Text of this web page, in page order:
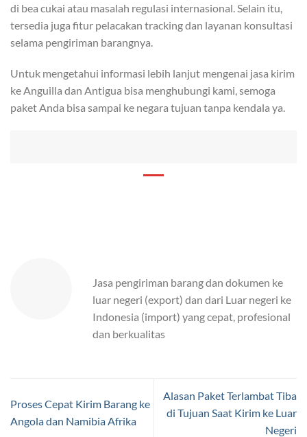
di bea cukai atau masalah regulasi internasional. Selain itu,
tersedia juga fitur pelacakan tracking dan layanan konsultasi
selama pengiriman barangnya.
Untuk mengetahui informasi lebih lanjut mengenai jasa kirim
ke Anguilla dan Antigua bisa menghubungi kami, semoga
paket Anda bisa sampai ke negara tujuan tanpa kendala ya.
Jasa pengiriman barang dan dokumen ke
luar negeri (export) dan dari Luar negeri ke
Indonesia (import) yang cepat, profesional
dan berkualitas
Proses Cepat Kirim Barang ke
Angola dan Namibia Afrika
Alasan Paket Terlambat Tiba
di Tujuan Saat Kirim ke Luar
Negeri